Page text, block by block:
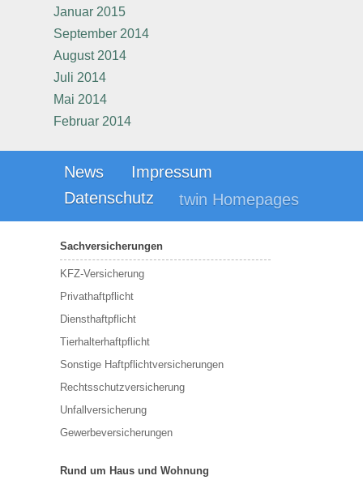
Januar 2015
September 2014
August 2014
Juli 2014
Mai 2014
Februar 2014
News
Impressum
Datenschutz
twin Homepages
Sachversicherungen
KFZ-Versicherung
Privathaftpflicht
Diensthaftpflicht
Tierhalterhaftpflicht
Sonstige Haftpflichtversicherungen
Rechtsschutzversicherung
Unfallversicherung
Gewerbeversicherungen
Rund um Haus und Wohnung